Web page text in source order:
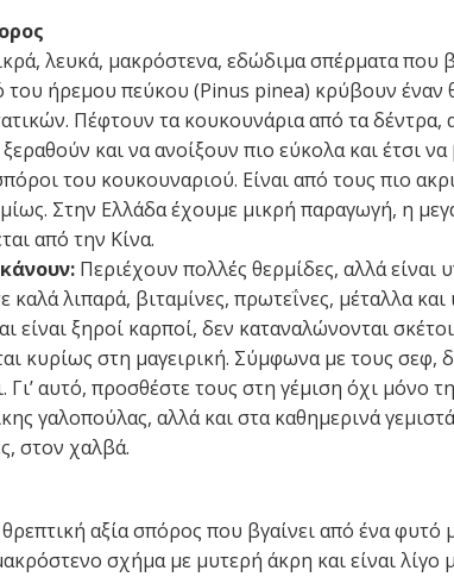
λευκά, μακρόστενα, εδώδιμα σπέρματα που
του ήρεμου πεύκου (Pinus pinea) κρύβουν έναν
Πέφτουν τα κουκουνάρια από τα δέντρα,
και να ανοίξουν πιο εύκολα και έτσι
του κουκουναριού. Είναι από τους πιο
Στην Ελλάδα έχουμε μικρή παραγωγή, η
από την Κίνα.
Περιέχουν πολλές θερμίδες, αλλά είναι
καλά λιπαρά, βιταμίνες, πρωτεΐνες, μέταλλα και
είναι ξηροί καρποί, δεν καταναλώνονται
κυρίως στη μαγειρική. Σύμφωνα με τους σεφ,
Γι’ αυτό, προσθέστε τους στη γέμιση όχι μόνο
γαλοπούλας, αλλά και στα καθημερινά
στον χαλβά.
αξία σπόρος που βγαίνει από ένα φυτό
σχήμα με μυτερή άκρη και είναι λίγο